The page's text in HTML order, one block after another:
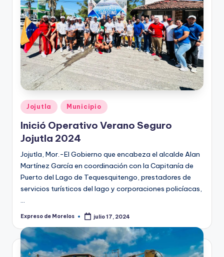
Publicado
en
Jojutla Municipio
Inició Operativo Verano Seguro
Jojutla 2024
Jojutla, Mor.-El Gobierno que encabeza el alcalde Alan
Martínez García en coordinación con la Capitanía de
Puerto del Lago de Tequesquitengo, prestadores de
servicios turísticos del lago y corporaciones policíacas,
…
Publicado
Expreso de Morelos julio 17, 2024